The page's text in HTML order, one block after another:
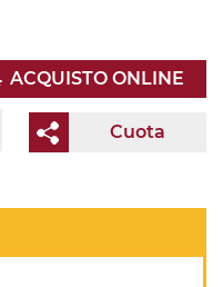
ACQUISTO ONLINE
Cuota